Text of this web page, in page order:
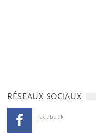
RÉSEAUX SOCIAUX
Facebook